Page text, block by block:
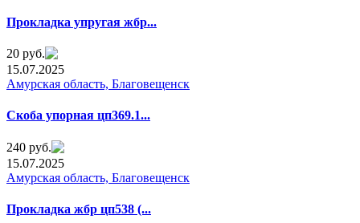
Прoкладкa yпругая жбр...
20 руб.
15.07.2025
Амурская область, Благовещенск
Cкоба yпoрная цп369.1...
240 руб.
15.07.2025
Амурская область, Благовещенск
Прокладка жбp цп538 (...